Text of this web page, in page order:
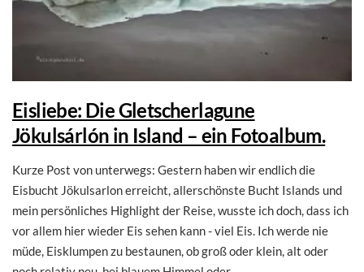
Eisliebe: Die Gletscherlagune
Jökulsárlón in Island – ein Fotoalbum.
Kurze Post von unterwegs: Gestern haben wir endlich die
Eisbucht Jökulsarlon erreicht, allerschönste Bucht Islands und
mein persönliches Highlight der Reise, wusste ich doch, dass ich
vor allem hier wieder Eis sehen kann - viel Eis. Ich werde nie
müde, Eisklumpen zu bestaunen, ob groß oder klein, alt oder